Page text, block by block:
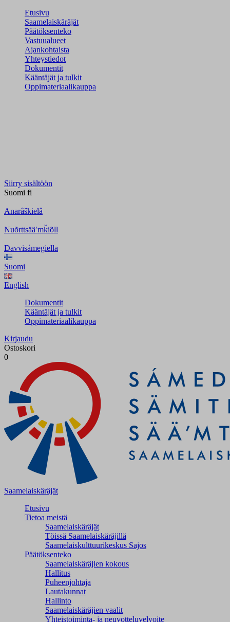
Etusivu
Saamelaiskäräjät
Päätöksenteko
Vastuualueet
Ajankohtaista
Yhteystiedot
Dokumentit
Kääntäjät ja tulkit
Oppimateriaalikauppa
Siirry sisältöön
Suomi fi
Anarâškielâ
Nuõrttsääʹmǩiõll
Davvisámegiella
Suomi
English
Dokumentit
Kääntäjät ja tulkit
Oppimateriaalikauppa
Kirjaudu
Ostoskori
0
Saamelaiskäräjät
Etusivu
Tietoa meistä
Saamelaiskäräjät
Töissä Saamelaiskäräjillä
Saamelaiskulttuuri­keskus Sajos
Päätöksenteko
Saamelaiskäräjien kokous
Hallitus
Puheenjohtaja
Lautakunnat
Hallinto
Saamelaiskäräjien vaalit
Yhteistoiminta- ja neuvotteluvelvoite